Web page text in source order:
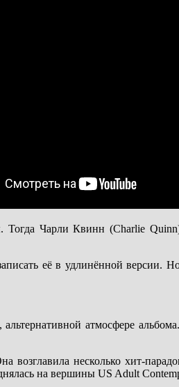
Чарли Квинн (Charlie
её в удлинённой
альтернативной атмосфере
несколько хит-
на вершины US Adult